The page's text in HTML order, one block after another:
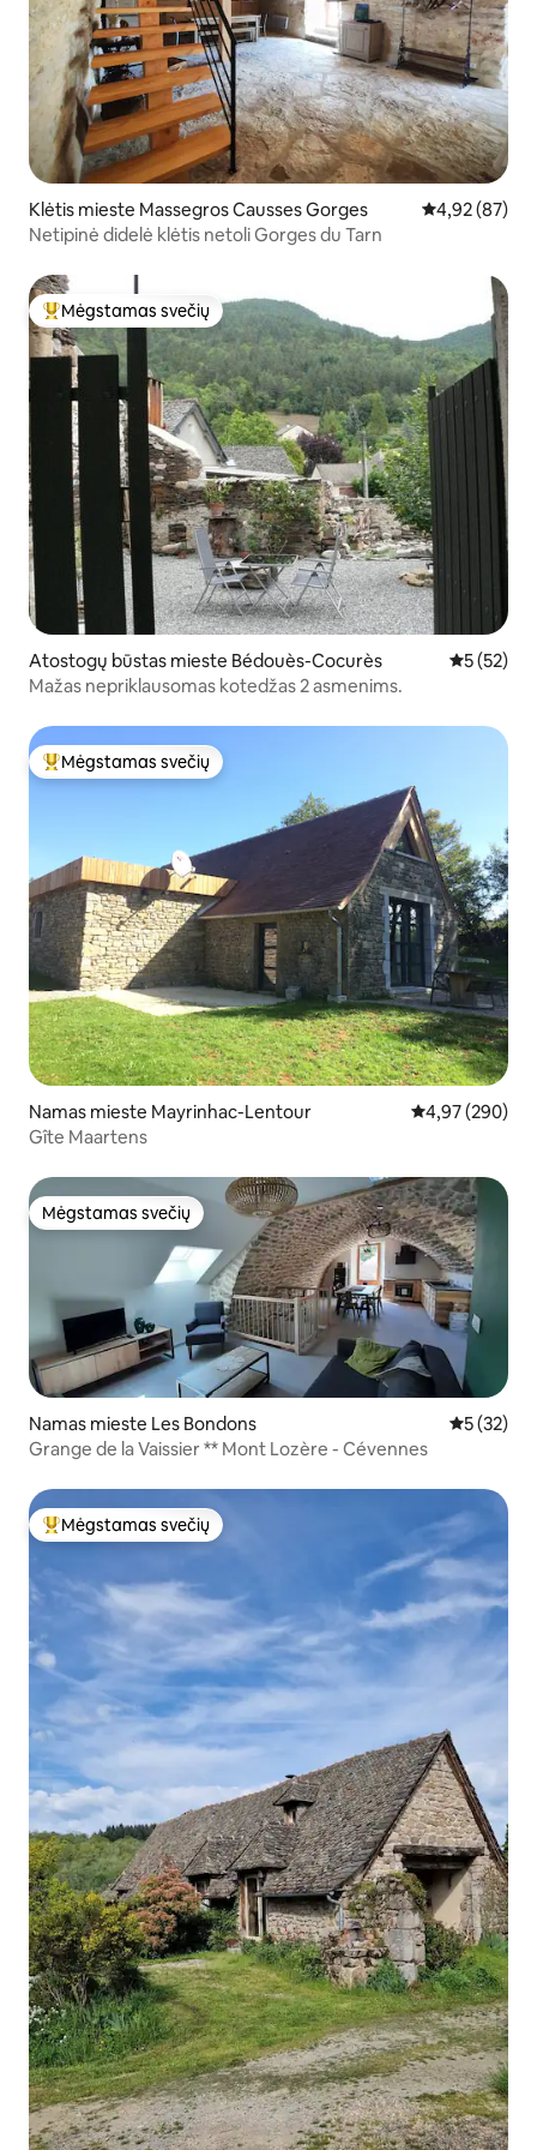
Klėtis mieste Massegros Causses Gorges Vidutinis
4,92 (87)
Netipinė didelė klėtis netoli Gorges du Tarn
Svečių mėgstamiausias
Mėgstamas svečių
Atostogų būstas mieste Bédouès-Cocurès Vidutinis
5 (52)
Mažas nepriklausomas kotedžas 2 asmenims.
Svečių mėgstamiausias
Mėgstamas svečių
Namas mieste Mayrinhac-Lentour Vidutinis
4,97 (290)
Gîte Maartens
Mėgstamas svečių
Mėgstamas svečių
Namas mieste Les Bondons Vidutinis
5 (32)
Grange de la Vaissier ** Mont Lozère - Cévennes
Svečių mėgstamiausias
Mėgstamas svečių